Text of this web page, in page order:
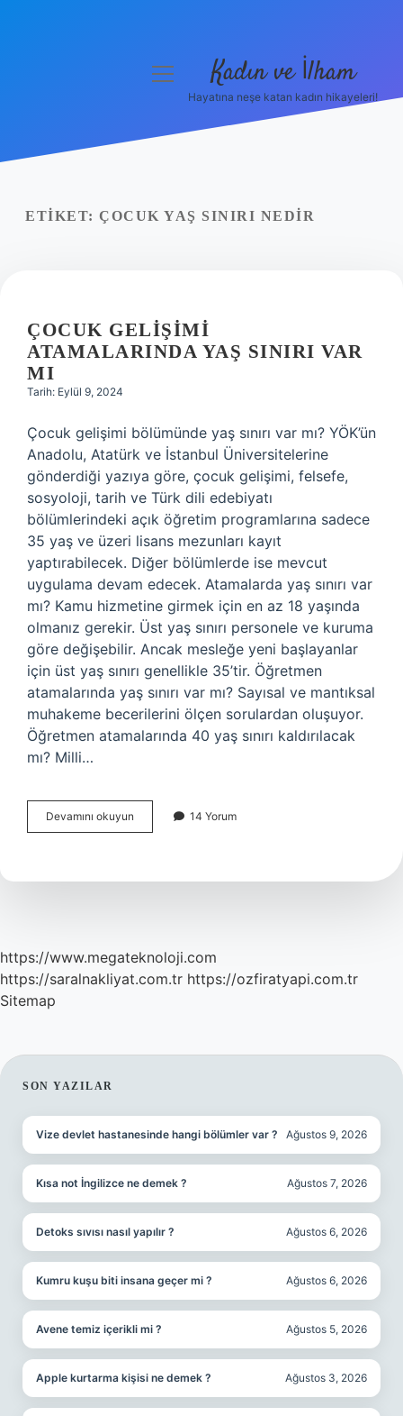
Yasal Uyarı
menüyü
Kadın ve İlham
Hayatına neşe katan kadın hikayeleri!
ETIKET: ÇOCUK YAŞ SINIRI NEDIR
ÇOCUK GELIŞIMI
ATAMALARINDA YAŞ SINIRI VAR
MI
Tarih: Eylül 9, 2024
Çocuk gelişimi bölümünde yaş sınırı var mı? YÖK’ün
Anadolu, Atatürk ve İstanbul Üniversitelerine
gönderdiği yazıya göre, çocuk gelişimi, felsefe,
sosyoloji, tarih ve Türk dili edebiyatı
bölümlerindeki açık öğretim programlarına sadece
35 yaş ve üzeri lisans mezunları kayıt
yaptırabilecek. Diğer bölümlerde ise mevcut
uygulama devam edecek. Atamalarda yaş sınırı var
mı? Kamu hizmetine girmek için en az 18 yaşında
olmanız gerekir. Üst yaş sınırı personele ve kuruma
göre değişebilir. Ancak mesleğe yeni başlayanlar
için üst yaş sınırı genellikle 35’tir. Öğretmen
atamalarında yaş sınırı var mı? Sayısal ve mantıksal
muhakeme becerilerini ölçen sorulardan oluşuyor.
Öğretmen atamalarında 40 yaş sınırı kaldırılacak
mı? Milli…
Devamını okuyun
Gelişimi
Sınırı
14 Yorum
https://www.megateknoloji.com
https://saralnakliyat.com.tr https://ozfiratyapi.com.tr
Sitemap
SIDEBAR
SON YAZILAR
Vize devlet hastanesinde hangi bölümler var ? Ağustos 9, 2026
Kısa not İngilizce ne demek ? Ağustos 7, 2026
Detoks sıvısı nasıl yapılır ? Ağustos 6, 2026
Kumru kuşu biti insana geçer mi ? Ağustos 6, 2026
Avene temiz içerikli mi ? Ağustos 5, 2026
Apple kurtarma kişisi ne demek ? Ağustos 3, 2026